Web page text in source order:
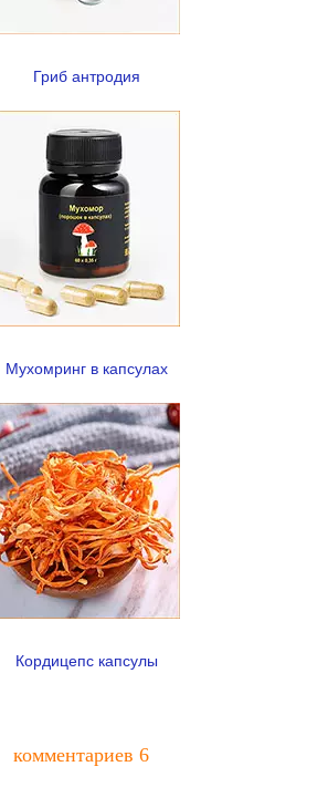
Гриб антродия
Мухомринг в капсулах
Кордицепс капсулы
комментариев 6